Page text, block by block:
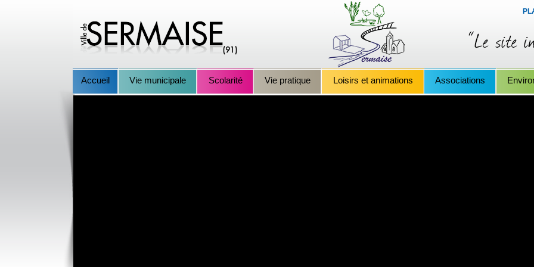
Accueil Vie municipale Scolarité Vie pratique Loisirs et animations Associations